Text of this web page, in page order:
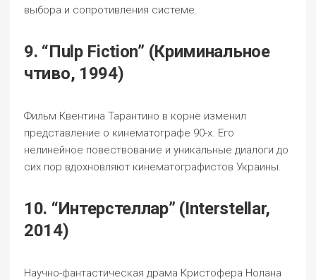
выбора и сопротивления системе.
9. “Пulp Fiction” (Криминальное
чтиво, 1994)
Фильм Квентина Тарантино в корне изменил
представление о кинематографе 90-х. Его
нелинейное повествование и уникальные диалоги до
сих пор вдохновляют кинематографистов Украины.
10. “Интерстеллар” (Interstellar,
2014)
Научно-фантастическая драма Кристофера Нолана